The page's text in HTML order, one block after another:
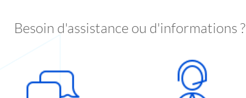
Besoin d'assistance ou d'informations ?